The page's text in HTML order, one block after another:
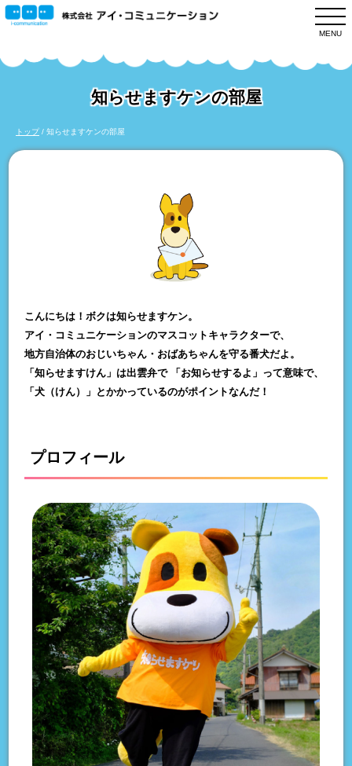
このページの本文へ
MENU
知らせますケンの部屋
現
在
トップ/ 知らせますケンの部屋
こんにちは！ボクは知らせますケン。
アイ・コミュニケーションのマスコットキャラクターで、
地方自治体のおじいちゃん・おばあちゃんを守る番犬だよ。
「知らせますけん」は出雲弁で 「お知らせするよ」って意味で、
「犬（けん）」とかかっているのがポイントなんだ！
プロフィール